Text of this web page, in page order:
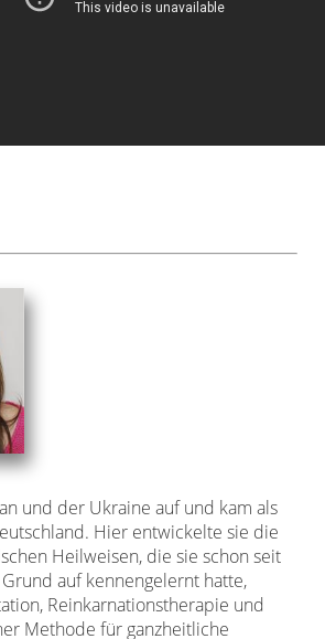
und der Ukraine auf und kam als
Hier entwickelte sie die
Heilweisen, die sie schon seit
auf kennengelernt hatte,
Reinkarnationstherapie und
Methode für ganzheitliche